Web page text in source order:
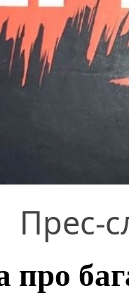
Прес-
про